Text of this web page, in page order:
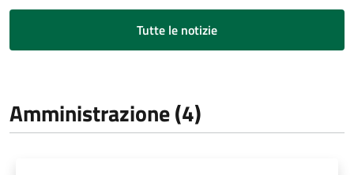
Tutte le notizie
Amministrazione (4)